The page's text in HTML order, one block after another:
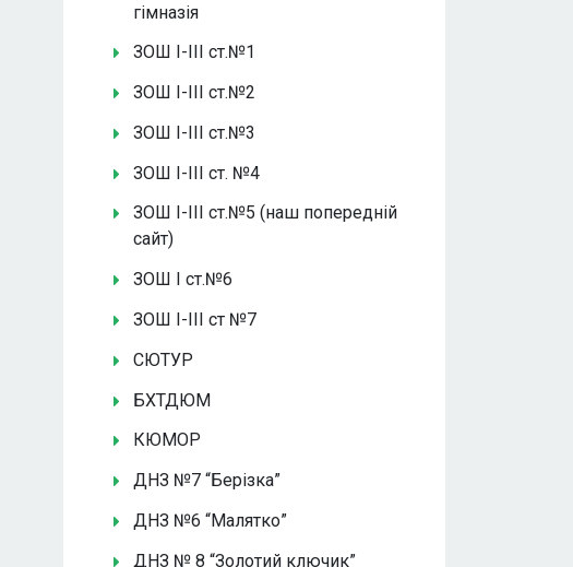
гімназія
ЗОШ І-ІІІ ст.№1
ЗОШ І-ІІІ ст.№2
ЗОШ І-ІІІ ст.№3
ЗОШ І-ІІІ ст. №4
ЗОШ І-ІІІ ст.№5 (наш попередній
сайт)
ЗОШ І ст.№6
ЗОШ І-ІІІ ст №7
СЮТУР
БХТДЮМ
КЮМОР
ДНЗ №7 “Берізка”
ДНЗ №6 “Малятко”
ДНЗ № 8 “Золотий ключик”